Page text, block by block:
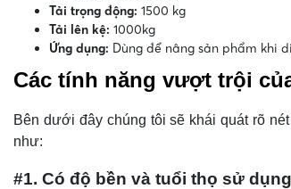
Tải trọng động: 1500 kg
Tải lên kệ: 1000kg
Ứng dụng: Dùng để nâng sản phẩm khi
Các tính năng vượt trội
Bên dưới đây chúng tôi sẽ khái quát rõ
như:
#1. Có độ bền và tuổi thọ sử